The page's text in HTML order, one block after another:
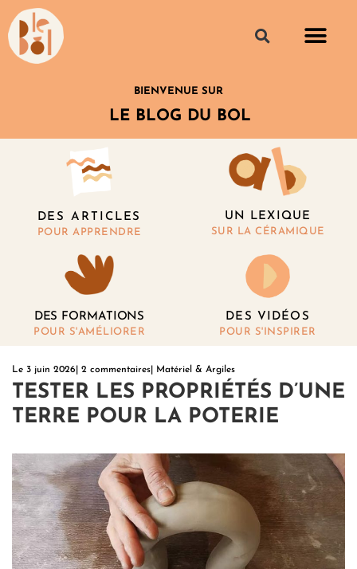
BIENVENUE SUR
LE BLOG DU BOL
DES ARTICLES
POUR APPRENDRE
UN LEXIQUE
SUR LA CÉRAMIQUE
DES FORMATIONS
POUR S'AMÉLIORER
DES VIDÉOS
POUR S'INSPIRER
Le 3 juin 2026 2 commentaires Matériel & Argiles
TESTER LES PROPRIÉTÉS D’UNE
TERRE POUR LA POTERIE